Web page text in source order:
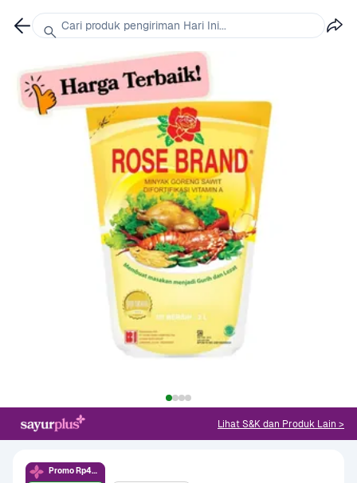
Lihat S&K dan Produk Lain >
Promo Rp44rb
Cari produk pengiriman Hari Ini...